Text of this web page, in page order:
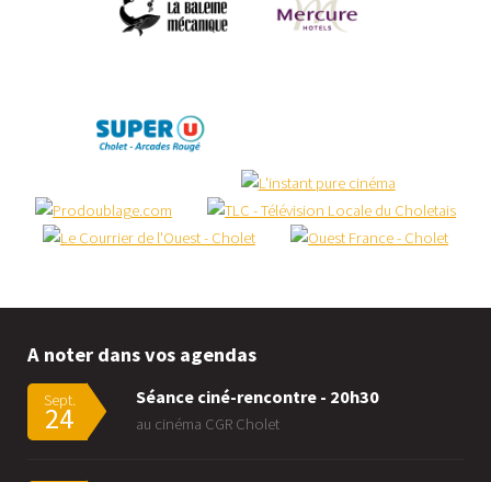
A noter dans vos agendas
Sept.
24
Séance ciné-rencontre - 20h30
au cinéma CGR Cholet